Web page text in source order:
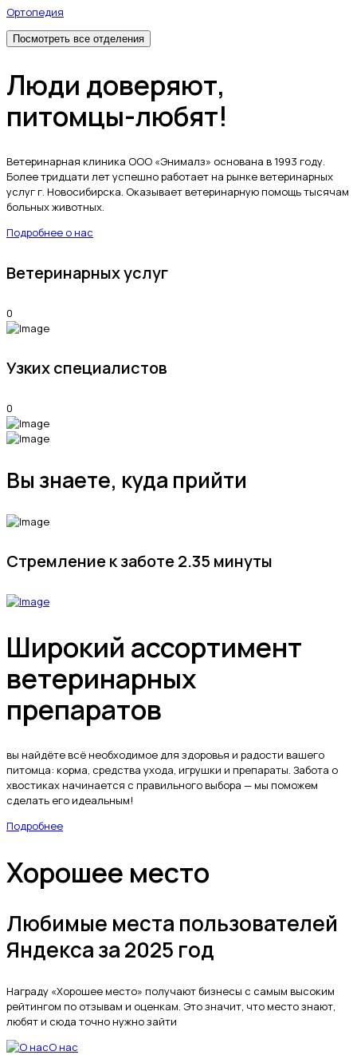
Ортопедия
Посмотреть все отделения
Люди доверяют,
питомцы-любят!
Ветеринарная клиника ООО «Энималз» основана в 1993 году.
Более тридцати лет успешно работает на рынке ветеринарных
услуг г. Новосибирска. Оказывает ветеринарную помощь тысячам
больных животных.
Подробнее о нас
Ветеринарных услуг
0
Узких специалистов
0
Вы знаете, куда прийти
Стремление к заботе2.35 минуты
Широкий ассортимент
ветеринарных
препаратов
вы найдёте всё необходимое для здоровья и радости вашего
питомца: корма, средства ухода, игрушки и препараты. Забота о
хвостиках начинается с правильного выбора — мы поможем
сделать его идеальным!
Подробнее
Хорошее место
Любимые места пользователей
Яндекса за 2025 год
Награду «Хорошее место» получают бизнесы с самым высоким
рейтингом по отзывам и оценкам. Это значит, что место знают,
любят и сюда точно нужно зайти
О нас